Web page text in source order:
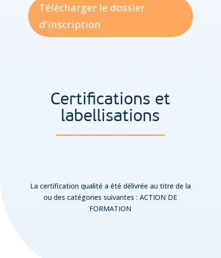
Télécharger le dossier
d'inscription
Certifications et
labellisations
La certification qualité a été délivrée au titre de la
ou des catégories suivantes : ACTION DE
FORMATION